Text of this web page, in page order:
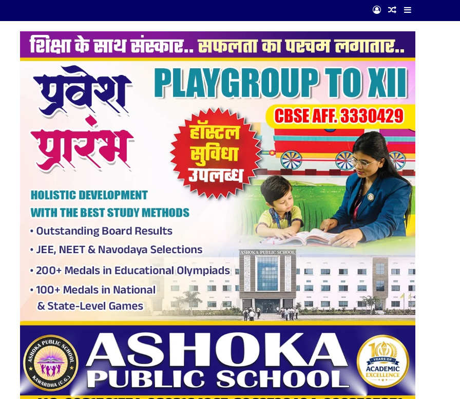
Log InRandom Article
Sidebar